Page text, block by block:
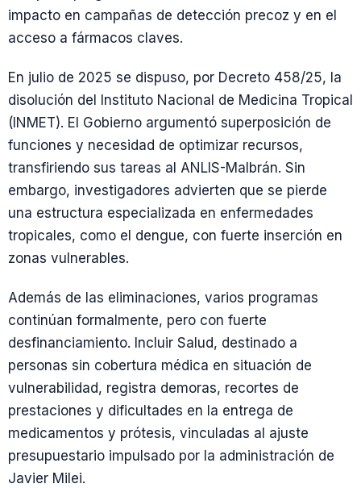
impacto en campañas de detección precoz y en el
acceso a fármacos claves.
En julio de 2025 se dispuso, por Decreto 458/25, la
disolución del Instituto Nacional de Medicina Tropical
(INMET). El Gobierno argumentó superposición de
funciones y necesidad de optimizar recursos,
transfiriendo sus tareas al ANLIS-Malbrán. Sin
embargo, investigadores advierten que se pierde
una estructura especializada en enfermedades
tropicales, como el dengue, con fuerte inserción en
zonas vulnerables.
Además de las eliminaciones, varios programas
continúan formalmente, pero con fuerte
desfinanciamiento. Incluir Salud, destinado a
personas sin cobertura médica en situación de
vulnerabilidad, registra demoras, recortes de
prestaciones y dificultades en la entrega de
medicamentos y prótesis, vinculadas al ajuste
presupuestario impulsado por la administración de
Javier Milei.